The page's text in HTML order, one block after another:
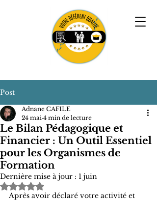
Post
Le Bilan Pédagogique et
Financier : Un Outil Essentiel
pour les Organismes de
Formation
Adnane CAFILE
24 mai 4 min de lecture
Dernière mise à jour : 1 juin
Noté NaN étoiles sur 5.
Après avoir déclaré votre activité et